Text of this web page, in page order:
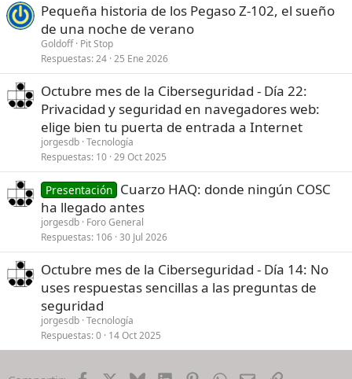
Pequeña historia de los Pegaso Z-102, el sueño
de una noche de verano
Goldoff Pit Stop
Respuestas 24 25 Ene 2026
Octubre mes de la Ciberseguridad - Día 22:
Privacidad y seguridad en navegadores web:
elige bien tu puerta de entrada a Internet
jorgesdb Tecnología
Respuestas 10 29 Oct 2025
Presentación Cuarzo HAQ: donde ningún COSC
ha llegado antes
jorgesdb Foro General
Respuestas 106 30 Jul 2026
Octubre mes de la Ciberseguridad - Día 14: No
uses respuestas sencillas a las preguntas de
seguridad
jorgesdb Tecnología
Respuestas 0 14 Oct 2025